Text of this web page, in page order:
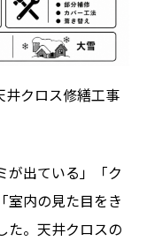
井クロス修繕工事
が出ている」「ク
室内の見た目をき
た。天井クロスの